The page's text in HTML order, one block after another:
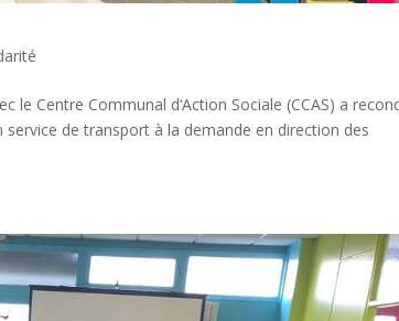
le Centre Communal d‘Action Sociale (CCAS) a
service de transport à la demande en direction des